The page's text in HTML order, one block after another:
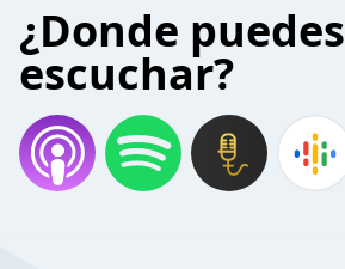
¿Donde puedes
escuchar?